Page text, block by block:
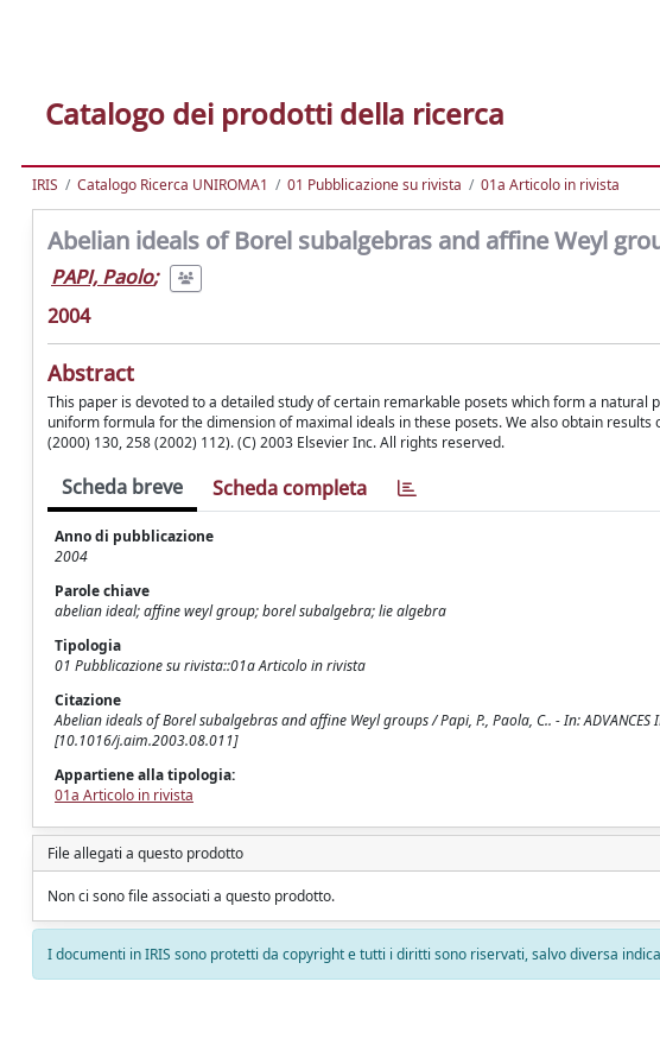
Catalogo dei prodotti della ricerca
IRIS Catalogo Ricerca UNIROMA1 01 Pubblicazione su rivista 01a Articolo in rivista
Abelian ideals of Borel subalgebras and affine Weyl
PAPI, Paolo;
2004
Abstract
This paper is devoted to a detailed study of certain remarkable posets which form a
uniform formula for the dimension of maximal ideals in these posets. We also obtain
(2000) 130, 258 (2002) 112). (C) 2003 Elsevier Inc. All rights reserved.
Scheda breve Scheda completa
Anno di pubblicazione
2004
Parole chiave
abelian ideal; affine weyl group; borel subalgebra; lie algebra
Tipologia
01 Pubblicazione su rivista::01a Articolo in rivista
Citazione
Abelian ideals of Borel subalgebras and affine Weyl groups / Papi, P., Paola, C.. - In: ADVANCES
[10.1016/j.aim.2003.08.011]
Appartiene alla tipologia:
01a Articolo in rivista
File allegati a questo prodotto
Non ci sono file associati a questo prodotto.
I documenti in IRIS sono protetti da copyright e tutti i diritti sono riservati, salvo diversa